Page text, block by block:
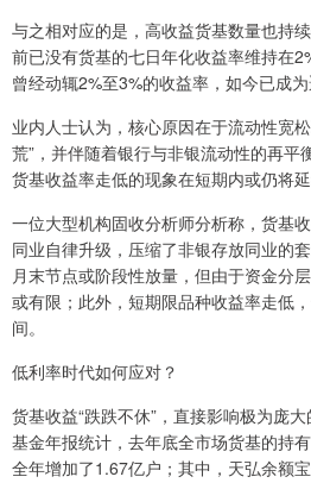
与之相对应的是，高收益货基数量也持
前已没有货基的七日年化收益率维持在
曾经动辄2%至3%的收益率，如今已成为
业内人士认为，核心原因在于流动性宽
荒”，并伴随着银行与非银流动性的再平
货基收益率走低的现象在短期内或仍将延
一位大型机构固收分析师分析称，货基
同业自律升级，压缩了非银存放同业的
月末节点或阶段性放量，但由于资金分
或有限；此外，短期限品种收益率走低
间。
低利率时代如何应对？
货基收益“跌跌不休”，直接影响极为庞
基金年报统计，去年底全市场货基的持
全年增加了1.67亿户；其中，天弘余额